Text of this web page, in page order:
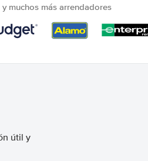
muchos más arrendadores
útil y